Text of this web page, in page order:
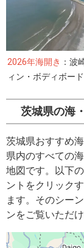
2026年海開き ：波
ィン・ボディボー
茨城県の海
茨城県おすすめ
県内のすべての
地図です。以下
ントをクリック
ます。そのシー
ンをご覧いただけ